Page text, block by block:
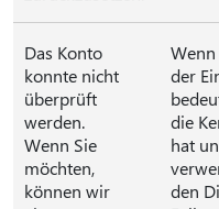
Das Konto
konnte nicht
überprüft
werden.
Wenn Sie
möchten,
können wir
der
die
hat
den